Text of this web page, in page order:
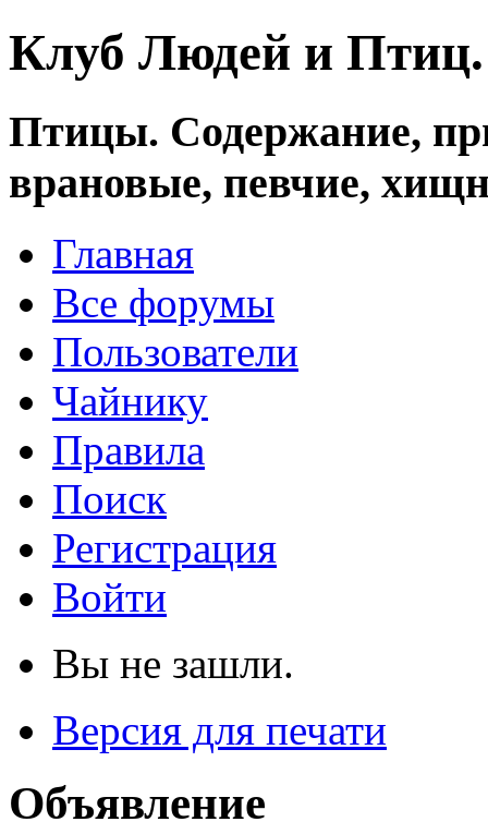
Клуб Людей и
Птицы. Содержание,
врановые, певчие,
Главная
Все форумы
Пользователи
Чайнику
Правила
Поиск
Регистрация
Войти
Вы не зашли.
Версия для печати
Объявление